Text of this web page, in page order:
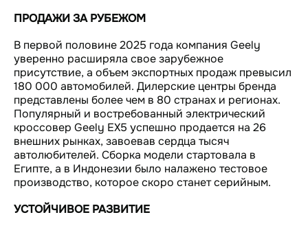
ПРОДАЖИ ЗА РУБЕЖОМ
В первой половине 2025 года компания Geely
уверенно расширяла свое зарубежное
присутствие, а объем экспортных продаж превысил
180 000 автомобилей. Дилерские центры бренда
представлены более чем в 80 странах и регионах.
Популярный и востребованный электрический
кроссовер Geely EX5 успешно продается на 26
внешних рынках, завоевав сердца тысяч
автолюбителей. Сборка модели стартовала в
Египте, а в Индонезии было налажено тестовое
производство, которое скоро станет серийным.
УСТОЙЧИВОЕ РАЗВИТИЕ